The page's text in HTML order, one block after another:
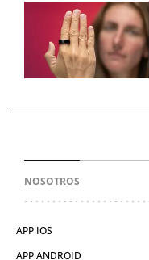
NOSOTROS
APP IOS
APP ANDROID